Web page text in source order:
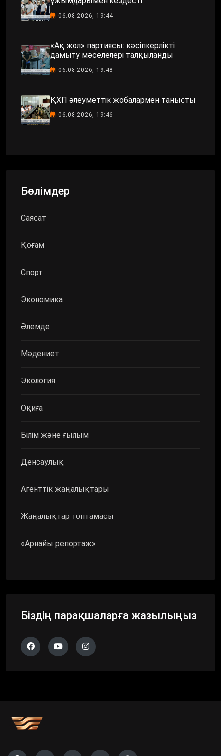
06.08.2026, 19:44
«Ақ жол» партиясы: кәсіпкерлікті
дамыту мәселелері талқыланды
06.08.2026, 19:48
ҚХП әлеуметтік жобалармен танысты
06.08.2026, 19:46
Бөлімдер
Саясат
Қоғам
Спорт
Экономика
Әлемде
Мәдениет
Экология
Оқиға
Білім және ғылым
Денсаулық
Агенттік жаңалықтары
Жаңалықтар топтамасы
«Арнайы репортаж»
Біздің парақшаларға жазылыңыз